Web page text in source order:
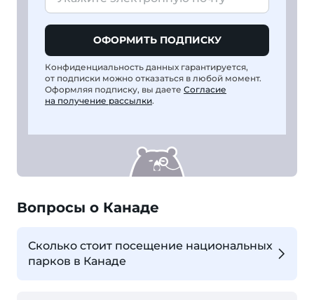
ОФОРМИТЬ ПОДПИСКУ
Конфиденциальность данных гарантируется,
от подписки можно отказаться в любой момент.
Оформляя подписку, вы даете Согласие
на получение рассылки.
Вопросы о Канаде
Сколько стоит посещение национальных
парков в Канаде